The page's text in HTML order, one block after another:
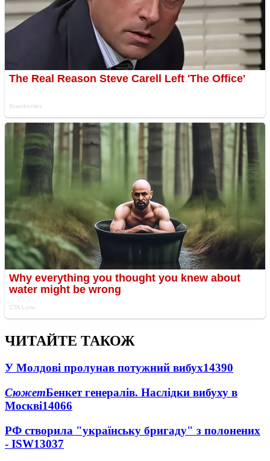
ЧИТАЙТЕ ТАКОЖ
У Молдові пролунав потужний вибух14390
СюжетБенкет генералів. Наслідки вибуху в
Москві14066
РФ створила "українську бригаду" з полонених
- ISW13037